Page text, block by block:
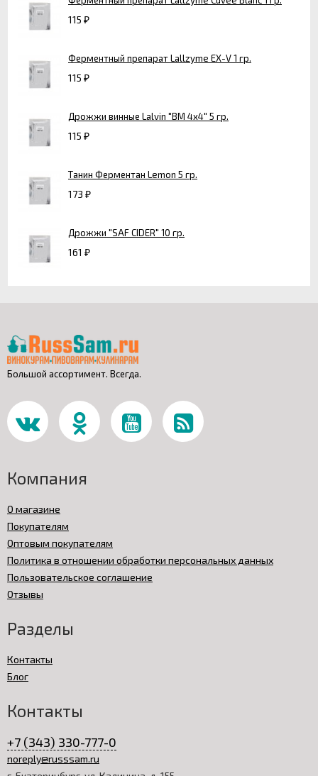
115 ₽
Ферментный препарат Lallzyme EX-V 1 гр.
115 ₽
Дрожжи винные Lalvin "BM 4x4" 5 гр.
115 ₽
Танин Ферментан Lemon 5 гр.
173 ₽
Дрожжи "SAF CIDER" 10 гр.
161 ₽
Большой ассортимент. Всегда.
Компания
О магазине
Покупателям
Оптовым покупателям
Политика в отношении обработки персональных данных
Пользовательское соглашение
Отзывы
Разделы
Контакты
Блог
Контакты
+7 (343) 330-777-0
noreply@russsam.ru